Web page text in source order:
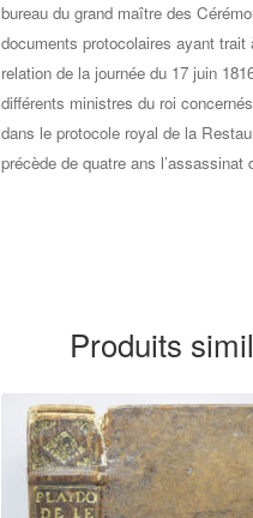
bureau du grand maître des
documents protocolaires ayant
relation de la journée du 17 juin
différents ministres du roi
dans le protocole royal de la
précède de quatre ans l’assassinat
Produits